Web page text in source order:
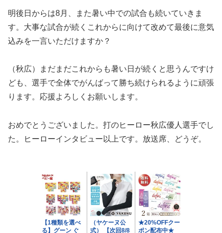
明後日からは8月、また暑い中での試合も続いていきま
す。大事な試合が続くこれからに向けて改めて最後に意気
込みを一言いただけますか？
（秋広）まだまだこれからも暑い日が続くと思うんですけ
ども、選手で全体でがんばって勝ち続けられるように頑張
ります。応援よろしくお願いします。
おめでとうございました。打のヒーロー秋広優人選手でし
た。ヒーローインタビュー以上です。放送席、どうぞ。